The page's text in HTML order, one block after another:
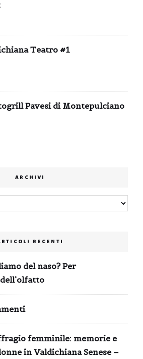
Teatro #1
Pavesi di Montepulciano
ARCHIVI
RECENTI
del naso? Per
femminile: memorie e
in Valdichiana Senese –